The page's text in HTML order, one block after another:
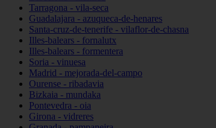
Tarragona - vila-seca
Guadalajara - azuqueca-de-henares
Santa-cruz-de-tenerife - vilaflor-de-chasna
Illes-balears - fornalutx
Illes-balears - formentera
Soria - vinuesa
Madrid - mejorada-del-campo
Ourense - ribadavia
Bizkaia - mundaka
Pontevedra - oia
Girona - vidreres